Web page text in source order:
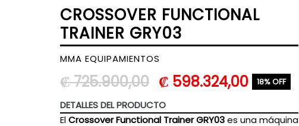
CROSSOVER FUNCTIONAL
TRAINER GRY03
MMA EQUIPAMIENTOS
Precio
habitual
₡ 725.900,00 ₡ 598.324,00 18% OFF
DETALLES DEL PRODUCTO
ElCrossover Functional Trainer GRY03es una máquina